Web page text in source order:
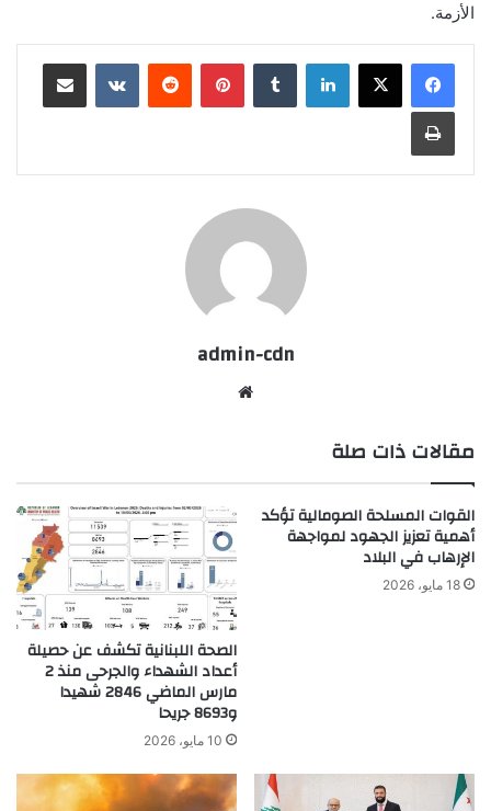
الأزمة.
لينكدإن بينتيريست مشاركة عبر البريد
طباعة
admin-cdn
مقالات ذات صلة
القوات المسلحة الصومالية تؤكد
أهمية تعزيز الجهود لمواجهة
الإرهاب في البلاد
18 مايو، 2026
الصحة اللبنانية تكشف عن حصيلة
أعداد الشهداء والجرحى منذ 2
مارس الماضي 2846 شهيدا
و8693 جريحا
10 مايو، 2026